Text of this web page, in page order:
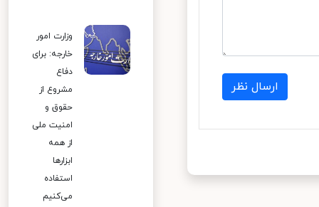
ارسال نظر
وزارت امور
خارجه: برای
دفاع
مشروع از
حقوق و
امنیت ملی
از همه
ابزارها
استفاده
می‌کنیم